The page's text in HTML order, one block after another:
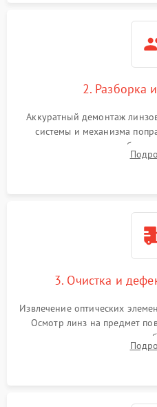
2. Разборка
Аккуратный демонтаж
системы и механизма
внутренних
уплотнительных колец.
3. Очистка и
Извлечение оптических
Осмотр линз на предмет
покрытия или появления
спецрастворами. Проверка